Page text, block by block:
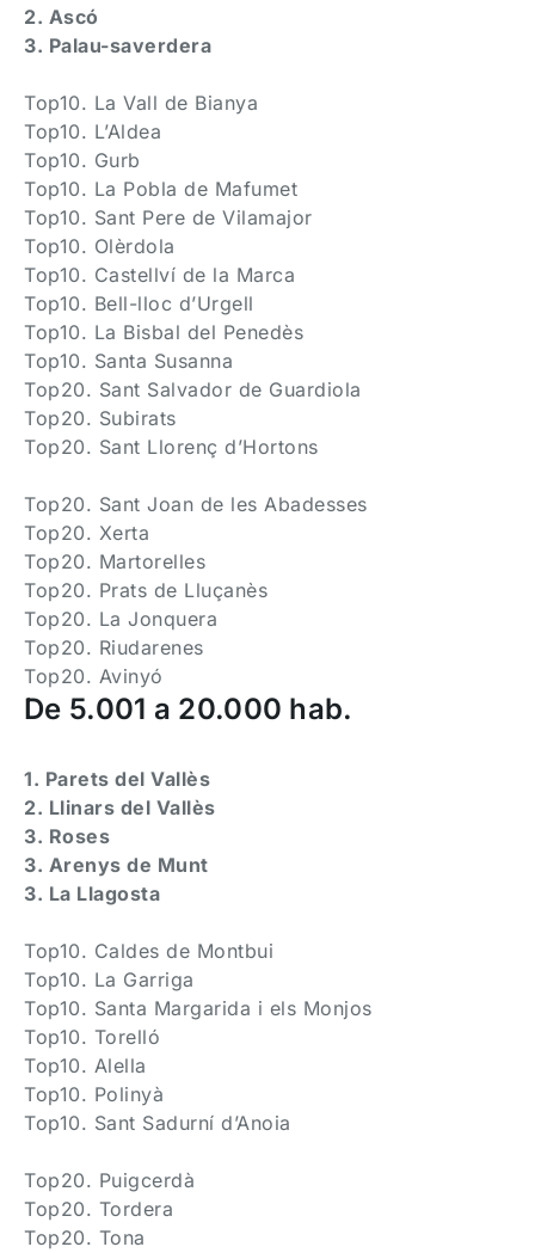
2. Ascó
3. Palau-saverdera
Top10. La Vall de Bianya
Top10. L’Aldea
Top10. Gurb
Top10. La Pobla de Mafumet
Top10. Sant Pere de Vilamajor
Top10. Olèrdola
Top10. Castellví de la Marca
Top10. Bell-lloc d’Urgell
Top10. La Bisbal del Penedès
Top10. Santa Susanna
Top20. Sant Salvador de Guardiola
Top20. Subirats
Top20. Sant Llorenç d’Hortons
Top20. Sant Joan de les Abadesses
Top20. Xerta
Top20. Martorelles
Top20. Prats de Lluçanès
Top20. La Jonquera
Top20. Riudarenes
Top20. Avinyó
De 5.001 a 20.000 hab.
1. Parets del Vallès
2. Llinars del Vallès
3. Roses
3. Arenys de Munt
3. La Llagosta
Top10. Caldes de Montbui
Top10. La Garriga
Top10. Santa Margarida i els Monjos
Top10. Torelló
Top10. Alella
Top10. Polinyà
Top10. Sant Sadurní d’Anoia
Top20. Puigcerdà
Top20. Tordera
Top20. Tona